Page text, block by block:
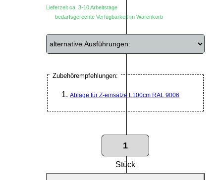
Lieferzeit ca. 3-10 Arbeitstage
bedarfsgerechte Verfügbarkeit im Warenkorb
Zubehörempfehlungen:
Ablage für Z-einsätze L100cm RAL 9006
Stück